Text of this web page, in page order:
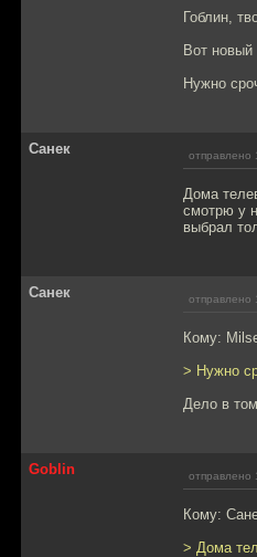
Гоблин,
Вот новый
Нужно
Санек отправлено
Дома
смотрю у
выбрал
Санек отправлено
Кому:
> Нужно
Дело в
Goblin отправлено
Кому:
> Дома